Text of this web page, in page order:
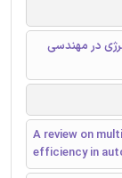
در مهندسی
A review on
efficiency in